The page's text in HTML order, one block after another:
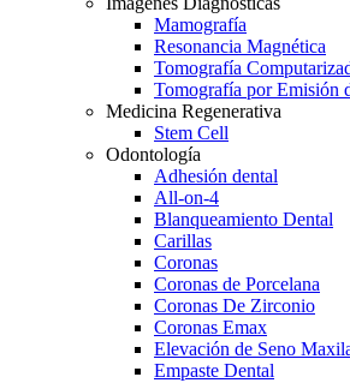
Mamografía
Resonancia Magnética
Tomografía
Tomografía por Emisión
Medicina Regenerativa
Stem Cell
Odontología
Adhesión dental
All-on-4
Blanqueamiento Dental
Carillas
Coronas
Coronas de Porcelana
Coronas De Zirconio
Coronas Emax
Elevación de Seno
Empaste Dental